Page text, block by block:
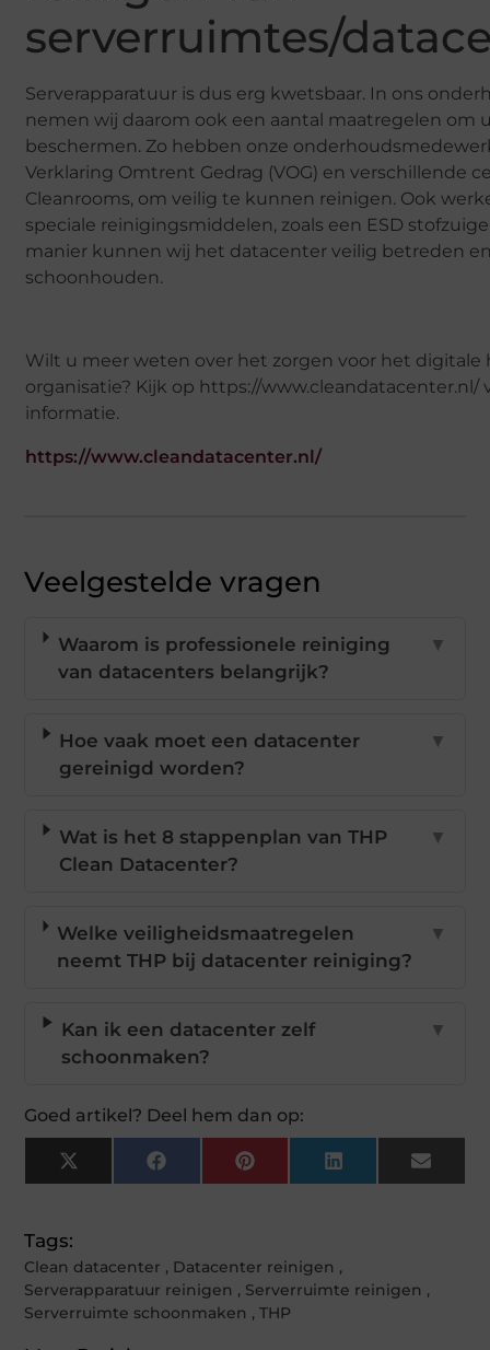
serverruimtes/
Serverapparatuur is dus erg kwetsbaar. In ons
nemen wij daarom ook een aantal maatregelen om
beschermen. Zo hebben onze
Verklaring Omtrent Gedrag (VOG) en verschillende
Cleanrooms, om veilig te kunnen reinigen. Ook
speciale reinigingsmiddelen, zoals een ESD
manier kunnen wij het datacenter veilig betreden
schoonhouden.
Wilt u meer weten over het zorgen voor het digitale
organisatie? Kijk op https://www.cleandatacenter.nl/
informatie.
https://www.cleandatacenter.nl/
Veelgestelde vragen
Waarom is professionele reiniging
van datacenters belangrijk?
▼
Hoe vaak moet een datacenter
gereinigd worden?
▼
Wat is het 8 stappenplan van THP
Clean Datacenter?
▼
Welke veiligheidsmaatregelen
neemt THP bij datacenter reiniging?
▼
Kan ik een datacenter zelf
schoonmaken?
▼
Goed artikel? Deel hem dan op:
X
(Twitter)
FacebookPinterestLinkedInEmail
Tags:
Clean datacenter , Datacenter reinigen ,
Serverapparatuur reinigen , Serverruimte reinigen ,
Serverruimte schoonmaken ,THP